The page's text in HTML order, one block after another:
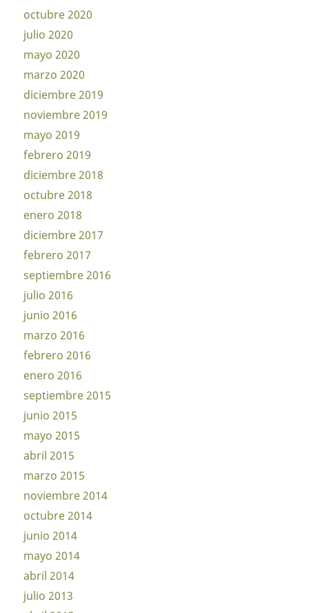
octubre 2020
julio 2020
mayo 2020
marzo 2020
diciembre 2019
noviembre 2019
mayo 2019
febrero 2019
diciembre 2018
octubre 2018
enero 2018
diciembre 2017
febrero 2017
septiembre 2016
julio 2016
junio 2016
marzo 2016
febrero 2016
enero 2016
septiembre 2015
junio 2015
mayo 2015
abril 2015
marzo 2015
noviembre 2014
octubre 2014
junio 2014
mayo 2014
abril 2014
julio 2013